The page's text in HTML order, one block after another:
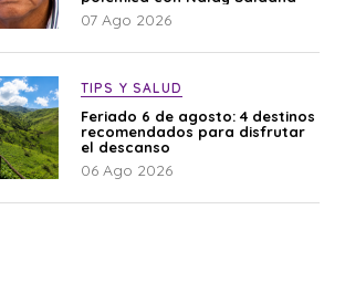
07 Ago 2026
TIPS Y SALUD
Feriado 6 de agosto: 4 destinos
recomendados para disfrutar
el descanso
06 Ago 2026